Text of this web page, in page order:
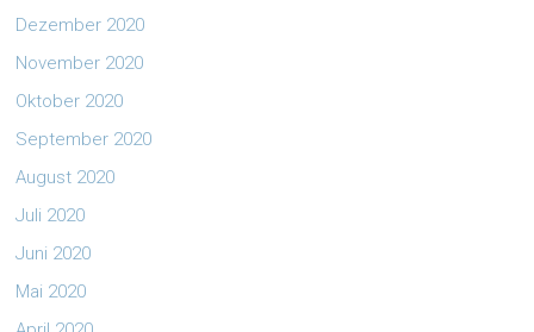
Dezember 2020
November 2020
Oktober 2020
September 2020
August 2020
Juli 2020
Juni 2020
Mai 2020